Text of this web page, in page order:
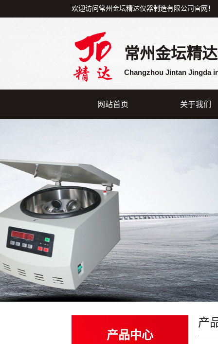
欢迎访问常州金坛精达仪器制造有限公司官网！
常州金坛精
Changzhou Jintan Jingda
网站首页 关于我们
产品中心
产